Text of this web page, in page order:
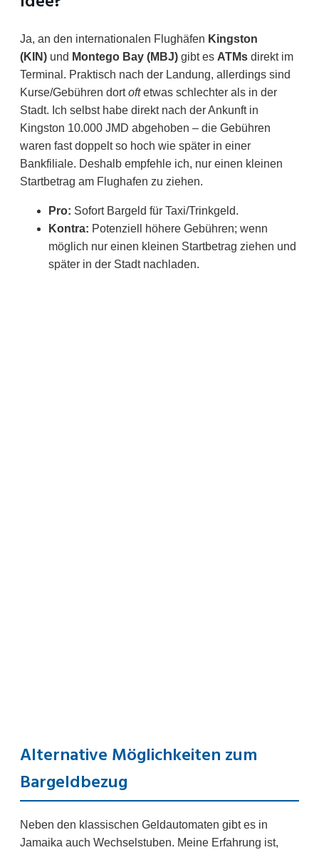
Ja, an den internationalen Flughäfen Kingston
(KIN) und Montego Bay (MBJ) gibt es ATMs direkt im
Terminal. Praktisch nach der Landung, allerdings sind
Kurse/Gebühren dortoftetwas schlechter als in der
Stadt. Ich selbst habe direkt nach der Ankunft in
Kingston 10.000 JMD abgehoben – die Gebühren
waren fast doppelt so hoch wie später in einer
Bankfiliale. Deshalb empfehle ich, nur einen kleinen
Startbetrag am Flughafen zu ziehen.
Pro: Sofort Bargeld für Taxi/Trinkgeld.
Kontra: Potenziell höhere Gebühren; wenn
möglich nur einen kleinen Startbetrag ziehen und
später in der Stadt nachladen.
Alternative Möglichkeiten zum
Bargeldbezug
Neben den klassischen Geldautomaten gibt es in
Jamaika auch Wechselstuben. Meine Erfahrung ist,